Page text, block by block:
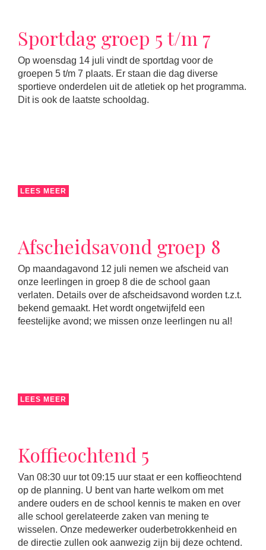
Sportdag groep 5 t/m 7
Op woensdag 14 juli vindt de sportdag voor de
groepen 5 t/m 7 plaats. Er staan die dag diverse
sportieve onderdelen uit de atletiek op het programma.
Dit is ook de laatste schooldag.
LEES MEER
Afscheidsavond groep 8
Op maandagavond 12 juli nemen we afscheid van
onze leerlingen in groep 8 die de school gaan
verlaten. Details over de afscheidsavond worden t.z.t.
bekend gemaakt. Het wordt ongetwijfeld een
feestelijke avond; we missen onze leerlingen nu al!
LEES MEER
Koffieochtend 5
Van 08:30 uur tot 09:15 uur staat er een koffieochtend
op de planning. U bent van harte welkom om met
andere ouders en de school kennis te maken en over
alle school gerelateerde zaken van mening te
wisselen. Onze medewerker ouderbetrokkenheid en
de directie zullen ook aanwezig zijn bij deze ochtend.